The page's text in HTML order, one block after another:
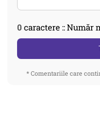
0 caractere :: Număr
* Comentariile care